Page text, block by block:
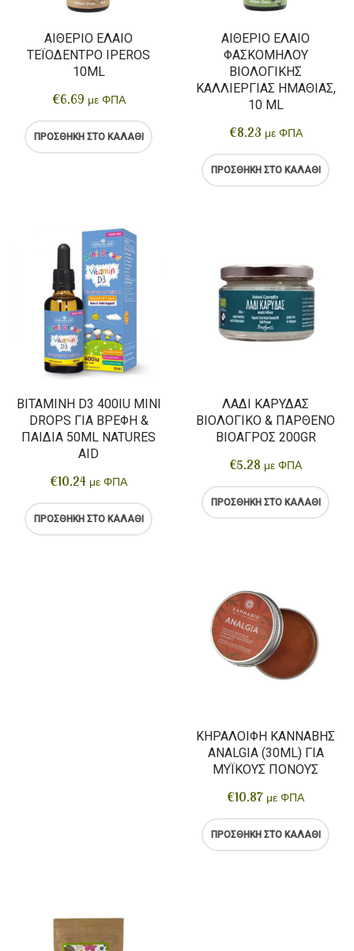
ΑΙΘΈΡΙΟ ΈΛΑΙΟ
ΤΕΪΌΔΕΝΤΡΟ IPEROS
10ML
€6.69 με ΦΠΑ
ΠΡΟΣΘΉΚΗ ΣΤΟ ΚΑΛΆΘΙ
ΑΙΘΈΡΙΟ ΈΛΑΙΟ
ΦΑΣΚΌΜΗΛΟΥ
ΒΙΟΛΟΓΙΚΉΣ
ΚΑΛΛΙΈΡΓΙΑΣ ΗΜΑΘΊΑΣ,
10 ML
€8.23 με ΦΠΑ
ΠΡΟΣΘΉΚΗ ΣΤΟ ΚΑΛΆΘΙ
ΒΙΤΑΜΊΝΗ D3 400IU MINI
DROPS ΓΙΑ ΒΡΈΦΗ &
ΠΑΙΔΙΆ 50ML NATURES
AID
€10.24 με ΦΠΑ
ΠΡΟΣΘΉΚΗ ΣΤΟ ΚΑΛΆΘΙ
ΛΆΔΙ ΚΑΡΎΔΑΣ
ΒΙΟΛΟΓΙΚΌ & ΠΑΡΘΈΝΟ
ΒΙΟΑΓΡΌΣ 200GR
€5.28 με ΦΠΑ
ΠΡΟΣΘΉΚΗ ΣΤΟ ΚΑΛΆΘΙ
ΚΗΡΑΛΟΙΦΉ ΚΆΝΝΑΒΗΣ
ANALGIA (30ML) ΓΙΑ
ΜΥΪΚΟΎΣ ΠΌΝΟΥΣ
€10.87 με ΦΠΑ
ΠΡΟΣΘΉΚΗ ΣΤΟ ΚΑΛΆΘΙ